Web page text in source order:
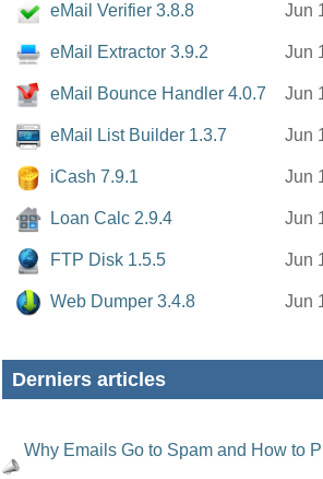
eMail Verifier 3.8.8 Jun
eMail Extractor 3.9.2 Jun
eMail Bounce Handler 4.0.7 Jun
eMail List Builder 1.3.7 Jun
iCash 7.9.1 Jun
Loan Calc 2.9.4 Jun
FTP Disk 1.5.5 Jun
Web Dumper 3.4.8 Jun
Derniers articles
Why Emails Go to Spam and How to